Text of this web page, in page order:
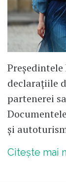
declarațiile
partenerei
și
Citește mai